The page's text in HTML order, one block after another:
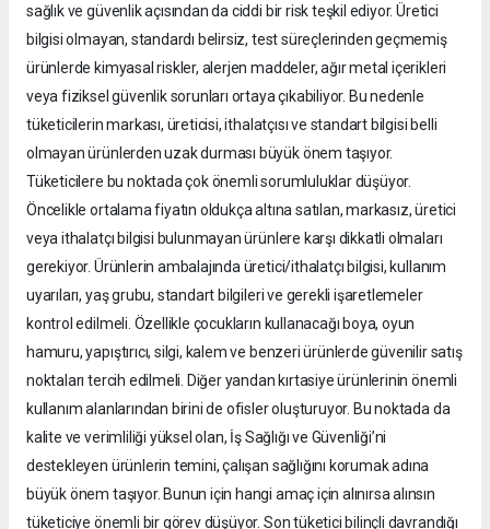
sağlık ve güvenlik açısından da ciddi bir risk teşkil ediyor. Üretici
bilgisi olmayan, standardı belirsiz, test süreçlerinden geçmemiş
ürünlerde kimyasal riskler, alerjen maddeler, ağır metal içerikleri
veya fiziksel güvenlik sorunları ortaya çıkabiliyor. Bu nedenle
tüketicilerin markası, üreticisi, ithalatçısı ve standart bilgisi belli
olmayan ürünlerden uzak durması büyük önem taşıyor.
Tüketicilere bu noktada çok önemli sorumluluklar düşüyor.
Öncelikle ortalama fiyatın oldukça altına satılan, markasız, üretici
veya ithalatçı bilgisi bulunmayan ürünlere karşı dikkatli olmaları
gerekiyor. Ürünlerin ambalajında üretici/ithalatçı bilgisi, kullanım
uyarıları, yaş grubu, standart bilgileri ve gerekli işaretlemeler
kontrol edilmeli. Özellikle çocukların kullanacağı boya, oyun
hamuru, yapıştırıcı, silgi, kalem ve benzeri ürünlerde güvenilir satış
noktaları tercih edilmeli. Diğer yandan kırtasiye ürünlerinin önemli
kullanım alanlarından birini de ofisler oluşturuyor. Bu noktada da
kalite ve verimliliği yüksel olan, İş Sağlığı ve Güvenliği’ni
destekleyen ürünlerin temini, çalışan sağlığını korumak adına
büyük önem taşıyor. Bunun için hangi amaç için alınırsa alınsın
tüketiciye önemli bir görev düşüyor. Son tüketici bilinçli davrandığı